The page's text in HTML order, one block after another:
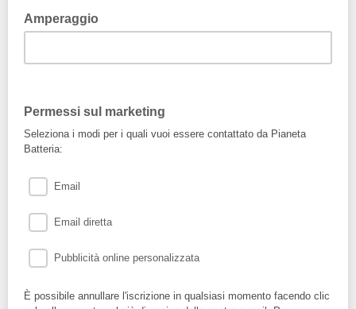
Amperaggio
Permessi sul marketing
Seleziona i modi per i quali vuoi essere contattato da Pianeta
Batteria:
Email
Email diretta
Pubblicità online personalizzata
È possibile annullare l'iscrizione in qualsiasi momento facendo clic